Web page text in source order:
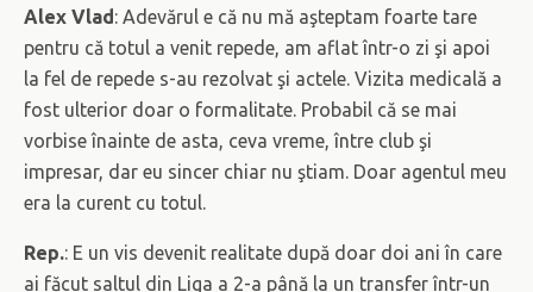
Alex Vlad: Adevărul e că nu mă aşteptam foarte tare
pentru că totul a venit repede, am aflat într-o zi şi apoi
la fel de repede s-au rezolvat şi actele. Vizita medicală a
fost ulterior doar o formalitate. Probabil că se mai
vorbise înainte de asta, ceva vreme, între club şi
impresar, dar eu sincer chiar nu ştiam. Doar agentul meu
era la curent cu totul.
Rep.: E un vis devenit realitate după doar doi ani în care
ai făcut saltul din Liga a 2-a până la un transfer într-un